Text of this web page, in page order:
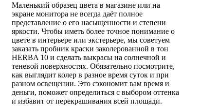
Маленький образец цвета в магазине или на
экране монитора не всегда даёт полное
представление о его насыщенности и степени
яркости. Чтобы иметь более точное понимание о
цвете в интерьере или экстерьере, мы советуем
заказать пробник краски заколерованной в тон
HERBA 10 и сделать выкрасы на солнечной и
теневой поверхностях. Обязательно посмотрите,
как выглядит колер в разное время суток и при
разном освещении. Это сэкономит вам время и
деньги, поможет определиться с выбором оттенка
и избавит от перекрашивания всей площади.